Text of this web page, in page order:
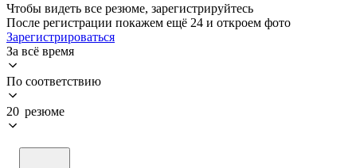
Чтобы видеть все резюме, зарегистрируйтесь
После регистрации покажем ещё 24 и откроем фото
Зарегистрироваться
За всё время
По соответствию
20 резюме